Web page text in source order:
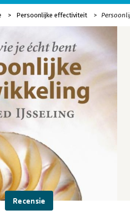
Persoonlijke effectiviteit
Recensie